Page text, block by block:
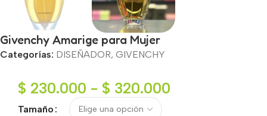
Givenchy Amarige para Mujer
Categorías: DISEÑADOR, GIVENCHY
$ 230.000 - $ 320.000
Tamaño